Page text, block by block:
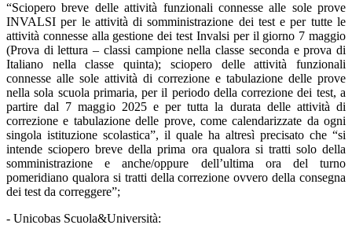
“Sciopero breve delle attività funzionali connesse alle sole prove
INVALSI per le attività di somministrazione dei test e per tutte le
attività connesse alla gestione dei test Invalsi per il giorno 7 maggio
(Prova di lettura – classi campione nella classe seconda e prova di
Italiano nella classe quinta); sciopero delle attività funzionali
connesse alle sole attività di correzione e tabulazione delle prove
nella sola scuola primaria, per il periodo della correzione dei test, a
partire dal 7 maggio 2025 e per tutta la durata delle attività di
correzione e tabulazione delle prove, come calendarizzate da ogni
singola istituzione scolastica”, il quale ha altresì precisato che “si
intende sciopero breve della prima ora qualora si tratti solo della
somministrazione e anche/oppure dell’ultima ora del turno
pomeridiano qualora si tratti della correzione ovvero della consegna
dei test da correggere”;
- Unicobas Scuola&Università: